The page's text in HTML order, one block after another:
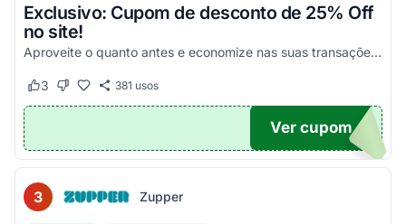
Exclusivo: Cupom de desconto de 25% Off
no site!
Aproveite o quanto antes e economize nas suas transações, tanto PF quanto PJ!
Este cupom funcionou
3 Este cupom não funcionou
381 usos
OM25
Ver cupom
3 Zupper